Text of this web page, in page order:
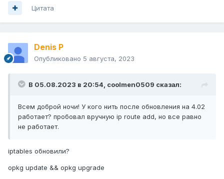
Цитата
Denis P
Опубликовано 5 августа, 2023
В 05.08.2023 в 20:54, coolmen0509 сказал:
Всем доброй ночи! У кого нить после обновления на 4.02
работает? пробовал вручную ip route add, но все равно
не работает.
iptables обновили?
opkg update && opkg upgrade